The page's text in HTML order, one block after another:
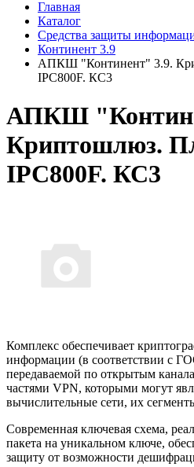
Главная
Каталог
Средства защиты
Континент 3.9
АПКШ "Континент" 3.9.
IPC800F. КС3
АПКШ
Криптошлюз.
IPC800F. КС3
Комплекс обеспечивает
информации (в соответствии с
передаваемой по открытым
частями VPN, которыми могут
вычислительные сети, их
Современная ключевая схема,
пакета на уникальном ключе,
защиту от возможности